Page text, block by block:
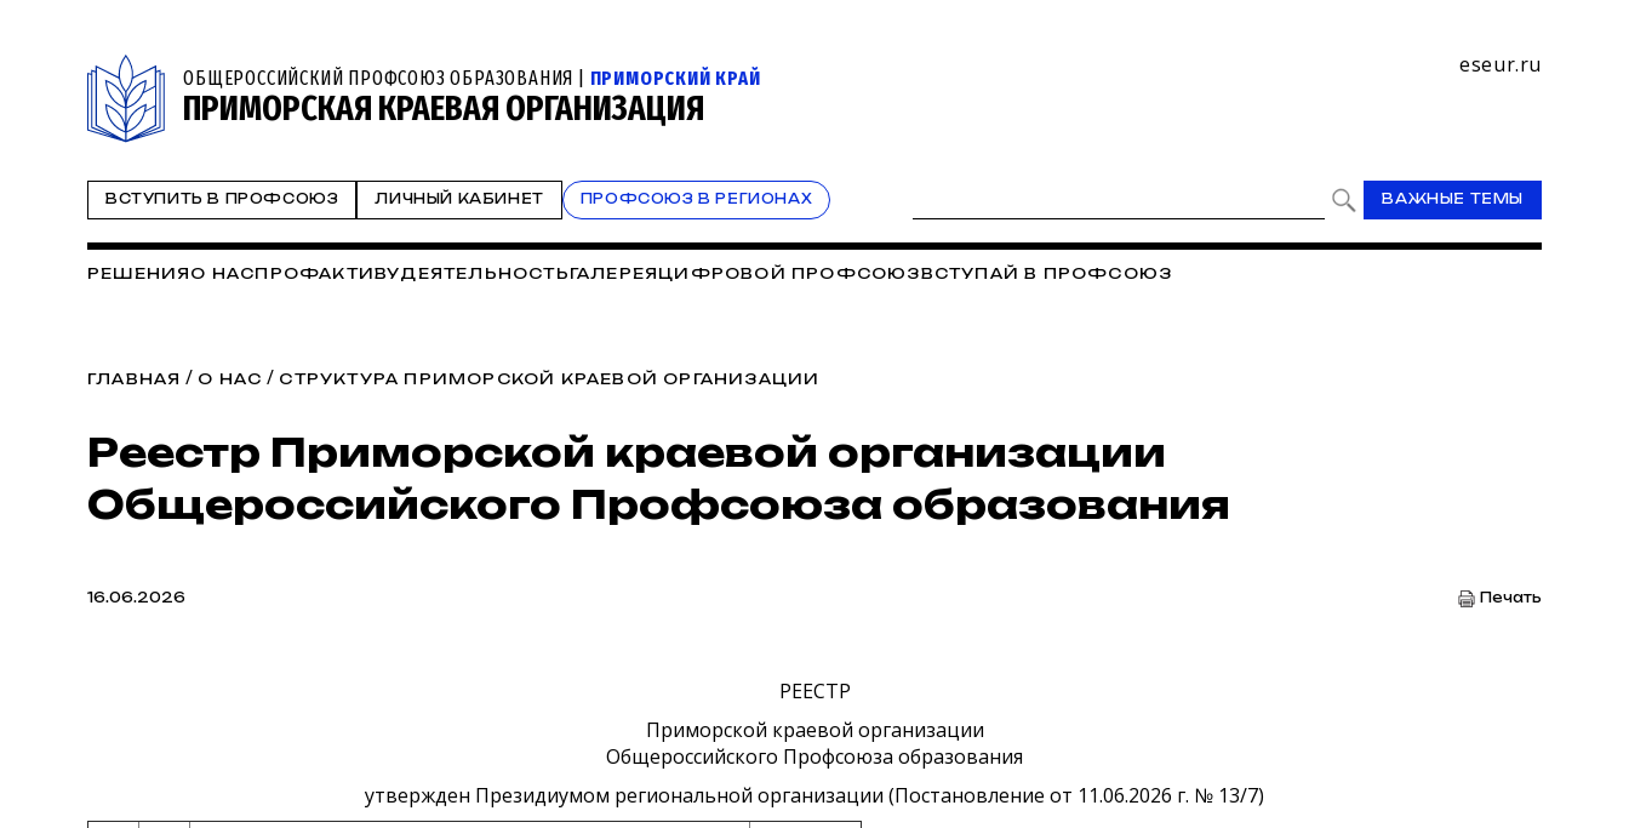
ОБЩЕРОССИЙСКИЙ ПРОФСОЮЗ ОБРАЗОВАНИЯ | ПРИМОРСКИЙ КРАЙ
ПРИМОРСКАЯ КРАЕВАЯ ОРГАНИЗАЦИЯ
eseur.ru
ВСТУПИТЬ В ПРОФСОЮЗ ЛИЧНЫЙ КАБИНЕТ ПРОФСОЮЗ В РЕГИОНАХ ВАЖНЫЕ ТЕМЫ
РЕШЕНИЯ О НАСПРОФАКТИВУДЕЯТЕЛЬНОСТЬ ГАЛЕРЕЯ ЦИФРОВОЙ ПРОФСОЮЗВСТУПАЙ В ПРОФСОЮЗ
ГЛАВНАЯ / О НАС / СТРУКТУРА ПРИМОРСКОЙ КРАЕВОЙ ОРГАНИЗАЦИИ
Реестр Приморской краевой организации
Общероссийского Профсоюза образования
16.06.2026 Печать
РЕЕСТР
Приморской краевой организации
Общероссийского Профсоюза образования
утвержден Президиумом региональной организации (Постановление от 11.06.2026 г. № 13/7)